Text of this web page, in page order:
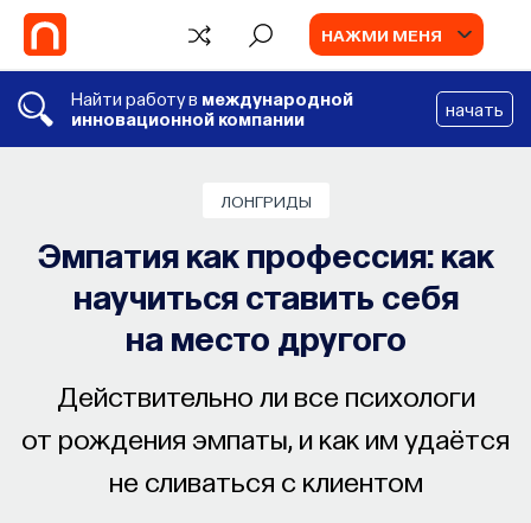
НАЖМИ МЕНЯ
Найти работу в международной
инновационной компании
начать
ЛОНГРИДЫ
Эмпатия как профессия: как
научиться ставить себя
на место другого
Действительно ли все психологи
от рождения эмпаты, и как им удаётся
не сливаться с клиентом
Запуск рекрутингового сервиса
Talents
Основатель ПостНауки Ивар Максутов
сервис, который поможет найти свою
в глобальных deep tech и биотех
ПОСТНАУКА